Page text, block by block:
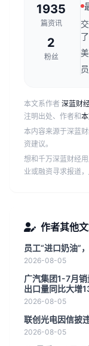
者
值
财
1935
篇资讯
2
粉丝
了
本文系作者 深蓝财
注明出处、作者和
本内容来源于深蓝
资建议。
想和千万深蓝财经
业或融资寻求报道，
作者其他
员工“进口奶油”
2026-08-05
广汽集团1-7月
出口量同比大增
2026-08-05
联创光电因信披
2026-08-05